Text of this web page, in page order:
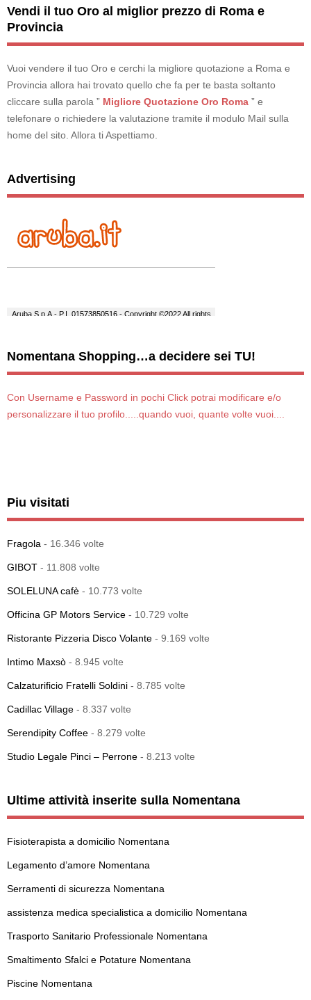
Vendi il tuo Oro al miglior prezzo di Roma e
Provincia
Vuoi vendere il tuo Oro e cerchi la migliore quotazione a Roma e
Provincia allora hai trovato quello che fa per te basta soltanto
cliccare sulla parola ” Migliore Quotazione Oro Roma ” e
telefonare o richiedere la valutazione tramite il modulo Mail sulla
home del sito. Allora ti Aspettiamo.
Advertising
Nomentana Shopping…a decidere sei TU!
Con Username e Password in pochi Click potrai modificare e/o
personalizzare il tuo profilo.....quando vuoi, quante volte vuoi....
Piu visitati
Fragola - 16.346 volte
GIBOT - 11.808 volte
SOLELUNA cafè - 10.773 volte
Officina GP Motors Service - 10.729 volte
Ristorante Pizzeria Disco Volante - 9.169 volte
Intimo Maxsò - 8.945 volte
Calzaturificio Fratelli Soldini - 8.785 volte
Cadillac Village - 8.337 volte
Serendipity Coffee - 8.279 volte
Studio Legale Pinci – Perrone - 8.213 volte
Ultime attività inserite sulla Nomentana
Fisioterapista a domicilio Nomentana
Legamento d’amore Nomentana
Serramenti di sicurezza Nomentana
assistenza medica specialistica a domicilio Nomentana
Trasporto Sanitario Professionale Nomentana
Smaltimento Sfalci e Potature Nomentana
Piscine Nomentana